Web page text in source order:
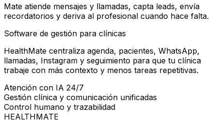
Mate atiende mensajes y llamadas, capta leads, envía
recordatorios y deriva al profesional cuando hace falta.
Software de gestión para clínicas
HealthMate centraliza agenda, pacientes, WhatsApp,
llamadas, Instagram y seguimiento para que tu clínica
trabaje con más contexto y menos tareas repetitivas.
Atención con IA 24/7
Gestión clínica y comunicación unificadas
Control humano y trazabilidad
HEALTHMATE